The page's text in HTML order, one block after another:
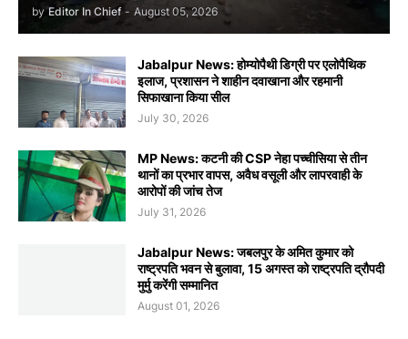
by Editor In Chief - August 05, 2026
Jabalpur News: होम्योपैथी डिग्री पर एलोपैथिक
इलाज, प्रशासन ने शाहीन दवाखाना और रहमानी
सिफाखाना किया सील
July 30, 2026
MP News: कटनी की CSP नेहा पच्चीसिया से तीन
थानों का प्रभार वापस, अवैध वसूली और लापरवाही के
आरोपों की जांच तेज
July 31, 2026
Jabalpur News: जबलपुर के अमित कुमार को
राष्ट्रपति भवन से बुलावा, 15 अगस्त को राष्ट्रपति द्रौपदी
मुर्मु करेंगी सम्मानित
August 01, 2026